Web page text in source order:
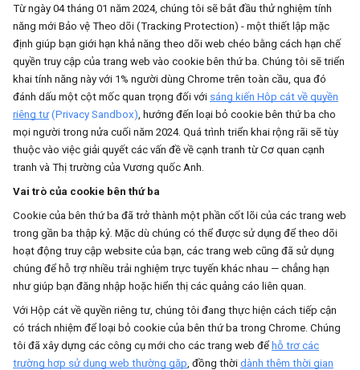
Từ ngày 04 tháng 01 năm 2024, chúng tôi sẽ bắt đầu thử nghiệm tính
năng mới Bảo vệ Theo dõi (Tracking Protection) - một thiết lập mặc
định giúp bạn giới hạn khả năng theo dõi web chéo bằng cách hạn chế
quyền truy cập của trang web vào cookie bên thứ ba. Chúng tôi sẽ triển
khai tính năng này với 1% người dùng Chrome trên toàn cầu, qua đó
đánh dấu một cột mốc quan trọng đối với sáng kiến Hộp cát về quyền
riêng tư(Privacy Sandbox) , hướng đến loại bỏ cookie bên thứ ba cho
mọi người trong nửa cuối năm 2024. Quá trình triển khai rộng rãi sẽ tùy
thuộc vào việc giải quyết các vấn đề về cạnh tranh từ Cơ quan cạnh
tranh và Thị trường của Vương quốc Anh.
Vai trò của cookie bên thứ ba
Cookie của bên thứ ba đã trở thành một phần cốt lõi của các trang web
trong gần ba thập kỷ. Mặc dù chúng có thể được sử dụng để theo dõi
hoạt động truy cập website của bạn, các trang web cũng đã sử dụng
chúng để hỗ trợ nhiều trải nghiệm trực tuyến khác nhau — chẳng hạn
như giúp bạn đăng nhập hoặc hiển thị các quảng cáo liên quan.
Với Hộp cát về quyền riêng tư, chúng tôi đang thực hiện cách tiếp cận
có trách nhiệm để loại bỏ cookie của bên thứ ba trong Chrome. Chúng
tôi đã xây dựng các công cụ mới cho các trang web để hỗ trợ các
trường hợp sử dụng web thường gặp , đồng thời dành thêm thời gian